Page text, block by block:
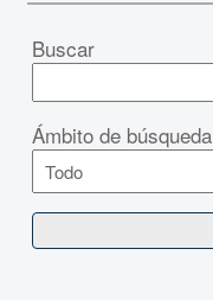
Buscar
Ámbito de búsqueda